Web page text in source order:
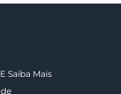
Saiba Mais